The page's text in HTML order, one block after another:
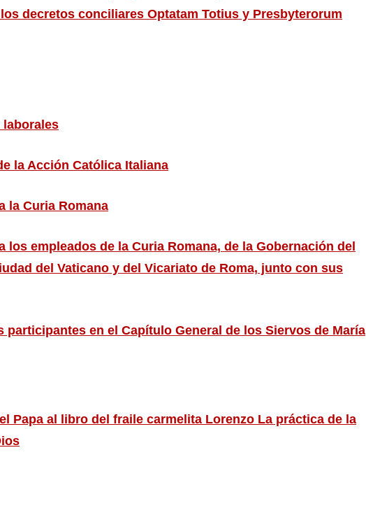
decretos conciliares Optatam Totius y Presbyterorum
laborales
la Acción Católica Italiana
la Curia Romana
los empleados de la Curia Romana, de la Gobernación del
del Vaticano y del Vicariato de Roma, junto con sus
participantes en el Capítulo General de los Siervos de María
Papa al libro del fraile carmelita Lorenzo La práctica de la